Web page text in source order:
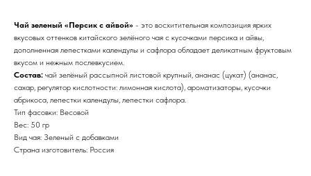
Чай зеленый «Персик с айвой» - это восхитительная композиция ярких
вкусовых оттенков китайского зелёного чая с кусочками персика и айвы,
дополненная лепестками календулы и сафлора обладает деликатным фруктовым
вкусом и нежным послевкусием.
Состав: чай зелёный рассыпной листовой крупный, ананас (цукат) (ананас,
сахар, регулятор кислотности: лимонная кислота), ароматизаторы, кусочки
абрикоса, лепестки календулы, лепестки сафлора.
Тип фасовки: Весовой
Вес: 50 гр
Вид чая: Зеленый с добавками
Страна изготовитель: Россия